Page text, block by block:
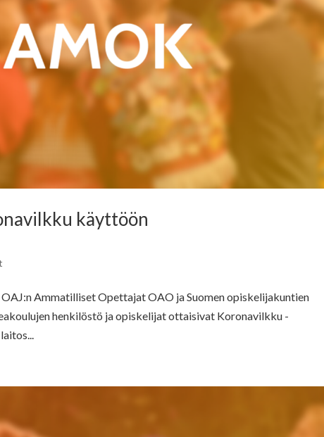
käyttöön
Ammatilliset Opettajat OAO ja Suomen opiskelijakuntien
henkilöstö ja opiskelijat ottaisivat Koronavilkku -